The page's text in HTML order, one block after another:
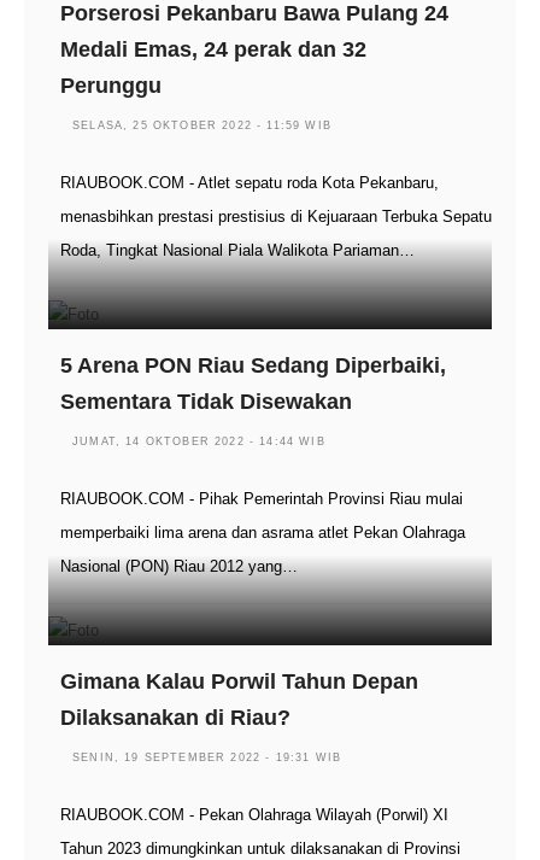
Porserosi Pekanbaru Bawa Pulang 24
Medali Emas, 24 perak dan 32
Perunggu
SELASA, 25 OKTOBER 2022 - 11:59 WIB
RIAUBOOK.COM - Atlet sepatu roda Kota Pekanbaru,
menasbihkan prestasi prestisius di Kejuaraan Terbuka Sepatu
Roda, Tingkat Nasional Piala Walikota Pariaman…
5 Arena PON Riau Sedang Diperbaiki,
Sementara Tidak Disewakan
JUMAT, 14 OKTOBER 2022 - 14:44 WIB
RIAUBOOK.COM - Pihak Pemerintah Provinsi Riau mulai
memperbaiki lima arena dan asrama atlet Pekan Olahraga
Nasional (PON) Riau 2012 yang…
Gimana Kalau Porwil Tahun Depan
Dilaksanakan di Riau?
SENIN, 19 SEPTEMBER 2022 - 19:31 WIB
RIAUBOOK.COM - Pekan Olahraga Wilayah (Porwil) XI
Tahun 2023 dimungkinkan untuk dilaksanakan di Provinsi